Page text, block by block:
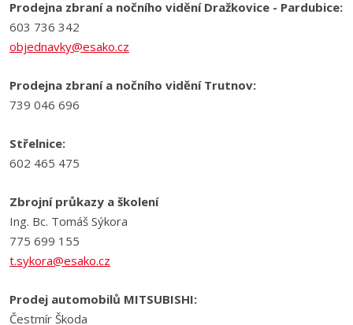
odeslat.
Prodejna zbraní a nočního vidění Dražkovice - Pardubice:
603 736 342
objednavky@esako.cz
Prodejna zbraní a nočního vidění Trutnov:
739 046 696
Střelnice:
602 465 475
Zbrojní průkazy a školení
Ing. Bc. Tomáš Sýkora
775 699 155
t.sykora@esako.cz
Prodej automobilů MITSUBISHI:
Čestmír Škoda